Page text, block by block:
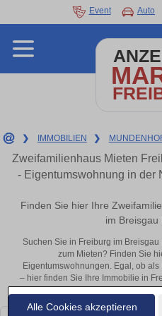
Alle Cookies akzeptieren
Event Auto
❯ IMMOBILIEN ❯
Zweifamilienhaus Mieten
- Eigentumswohnung in der
Finden Sie hier Ihre
im Breisgau
Suchen Sie in Freiburg im
zum Mieten? Finden Sie
Eigentumswohnungen. Egal, ob
– hier finden Sie Ihre Immobilie in
in der